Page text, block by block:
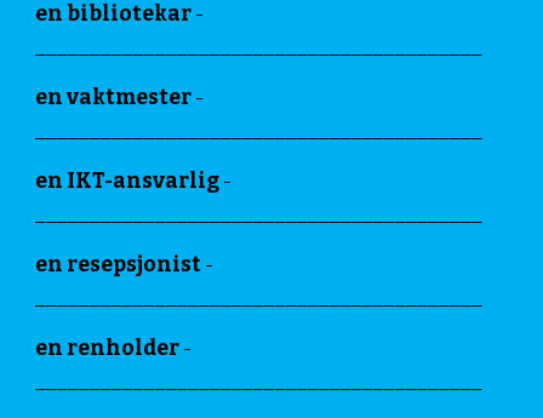
en bibliotekar-
en vaktmester-
en IKT-ansvarlig-
en resepsjonist-
en renholder-